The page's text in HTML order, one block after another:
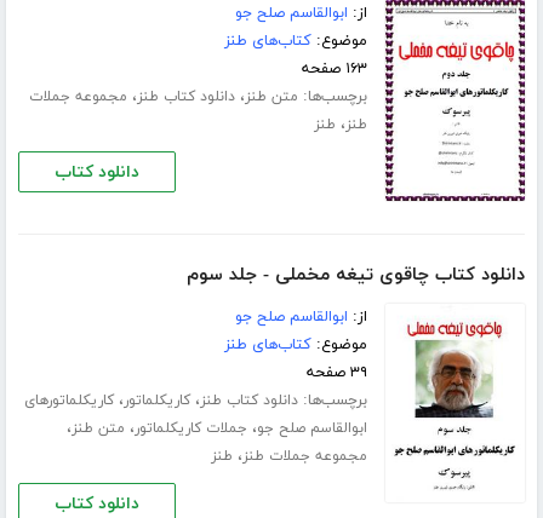
از: ابوالقاسم صلح جو
موضوع:کتاب‌های طنز
۱۶۳ صفحه
برچسب‌ها: متن طنز،دانلود کتاب طنز، مجموعه جملات
طنز، طنز
دانلود کتاب
دانلود کتاب چاقوی تیغه مخملی - جلد سوم
از: ابوالقاسم صلح جو
موضوع:کتاب‌های طنز
۳۹ صفحه
برچسب‌ها:دانلود کتاب طنز،کاریکلماتور،کاریکلماتورهای
ابوالقاسم صلح جو، جملات کاریکلماتور، متن طنز،
مجموعه جملات طنز، طنز
دانلود کتاب